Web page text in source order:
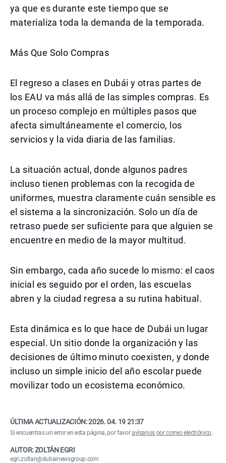
ya que es durante este tiempo que se
materializa toda la demanda de la temporada.
Más Que Solo Compras
El regreso a clases en Dubái y otras partes de
los EAU va más allá de las simples compras. Es
un proceso complejo en múltiples pasos que
afecta simultáneamente el comercio, los
servicios y la vida diaria de las familias.
La situación actual, donde algunos padres
incluso tienen problemas con la recogida de
uniformes, muestra claramente cuán sensible es
el sistema a la sincronización. Solo un día de
retraso puede ser suficiente para que alguien se
encuentre en medio de la mayor multitud.
Sin embargo, cada año sucede lo mismo: el caos
inicial es seguido por el orden, las escuelas
abren y la ciudad regresa a su rutina habitual.
Esta dinámica es lo que hace de Dubái un lugar
especial. Un sitio donde la organización y las
decisiones de último minuto coexisten, y donde
incluso un simple inicio del año escolar puede
movilizar todo un ecosistema económico.
ÚLTIMA ACTUALIZACIÓN:2026. 04. 19 21:37
Si encuentras un error en esta página, por favoravísanos por correo electrónico.
AUTOR: ZOLTÁN EGRI
egri.zoltan@dubainewsgroup.com